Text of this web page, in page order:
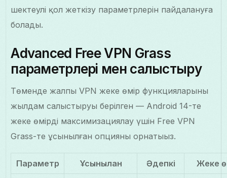
шектеулі қол жеткізу параметрлерін пайдалануға
болады.
Advanced Free VPN Grass
параметрлері мен салыстыру
Төменде жалпы VPN жеке өмір функцияларының
жылдам салыстыруы берілген — Android 14-те
жеке өмірді максимизациялау үшін Free VPN
Grass-те ұсынылған опцияны орнатыңыз.
Параметр Ұсынылған Әдепкі Жеке